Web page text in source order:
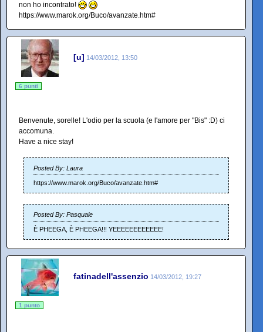
non ho incontrato!
https://www.marok.org/Buco/avanzate.htm#
[u] 14/03/2012, 13:50
6 punti
Benvenute, sorelle! L'odio per la scuola (e l'amore per "Bis" :D) ci
accomuna.
Have a nice stay!
Posted By: Laura
https://www.marok.org/Buco/avanzate.htm#
Posted By: Pasquale
È PHEEGA, È PHEEGA!!! YEEEEEEEEEEEE!
fatinadell'assenzio 14/03/2012, 19:27
1 punto